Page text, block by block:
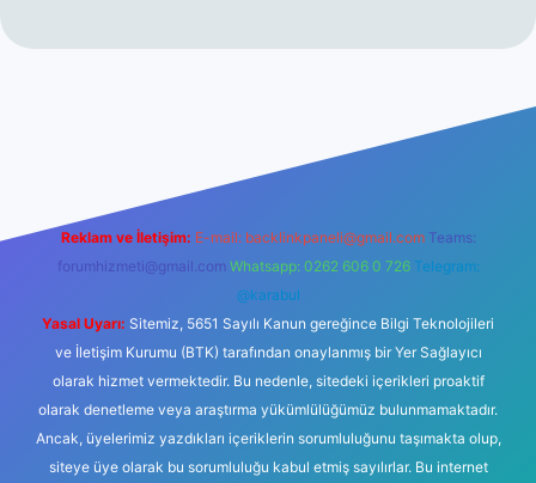
Reklam ve İletişim: E-mail: backlinkpaneli@gmail.com Teams:
forumhizmeti@gmail.com Whatsapp: 0262 606 0 726 Telegram:
@karabul
Yasal Uyarı: Sitemiz, 5651 Sayılı Kanun gereğince Bilgi Teknolojileri
ve İletişim Kurumu (BTK) tarafından onaylanmış bir Yer Sağlayıcı
olarak hizmet vermektedir. Bu nedenle, sitedeki içerikleri proaktif
olarak denetleme veya araştırma yükümlülüğümüz bulunmamaktadır.
Ancak, üyelerimiz yazdıkları içeriklerin sorumluluğunu taşımakta olup,
siteye üye olarak bu sorumluluğu kabul etmiş sayılırlar. Bu internet